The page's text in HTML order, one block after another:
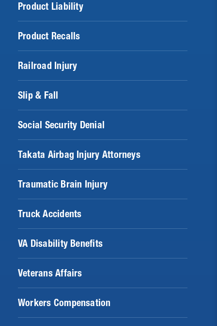
Product Liability
Product Recalls
Railroad Injury
Slip & Fall
Social Security Denial
Takata Airbag Injury Attorneys
Traumatic Brain Injury
Truck Accidents
VA Disability Benefits
Veterans Affairs
Workers Compensation